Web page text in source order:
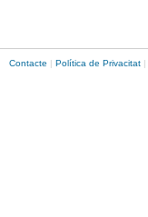
Contacte | Política de Privacitat |